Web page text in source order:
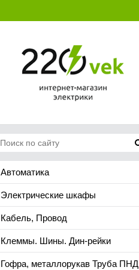
Автоматика
Электрические шкафы
Кабель, Провод
Клеммы. Шины. Дин-рейки
Гофра, металлорукав Труба ПНД